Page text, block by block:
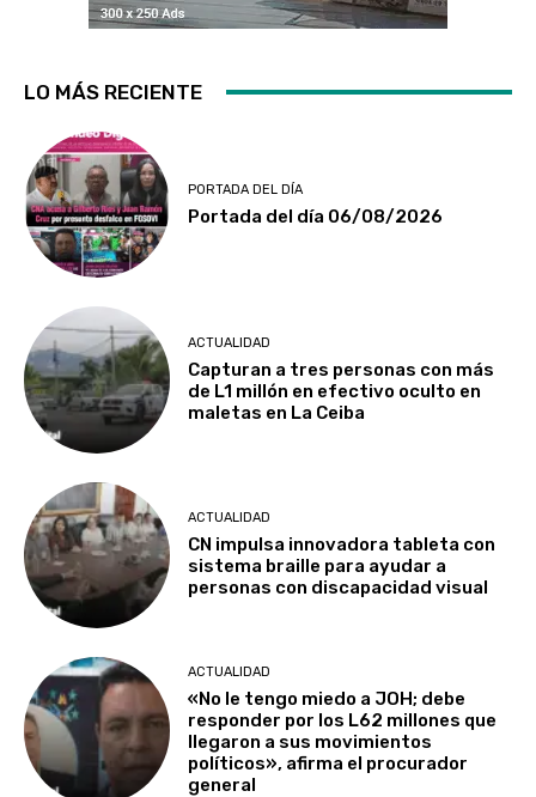
LO MÁS RECIENTE
PORTADA DEL DÍA
Portada del día 06/08/2026
ACTUALIDAD
Capturan a tres personas con más
de L1 millón en efectivo oculto en
maletas en La Ceiba
ACTUALIDAD
CN impulsa innovadora tableta con
sistema braille para ayudar a
personas con discapacidad visual
ACTUALIDAD
«No le tengo miedo a JOH; debe
responder por los L62 millones que
llegaron a sus movimientos
políticos», afirma el procurador
general